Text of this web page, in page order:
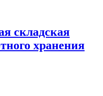
складская
хранения